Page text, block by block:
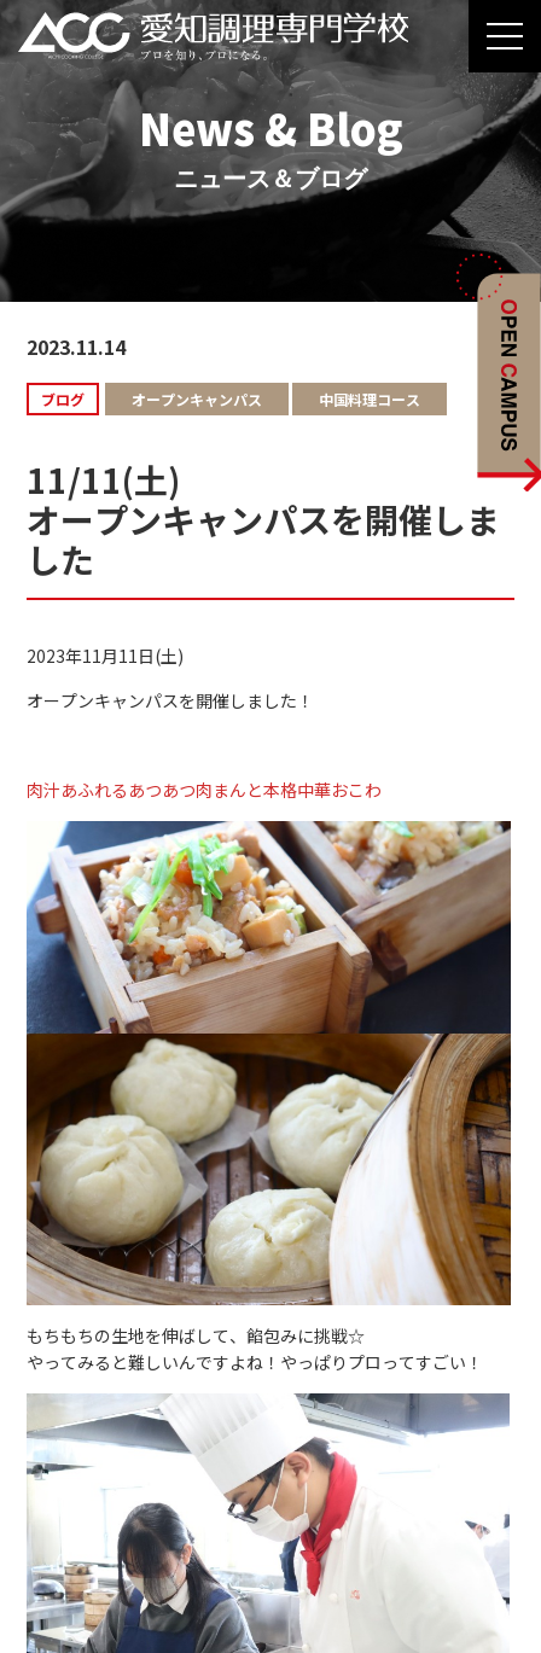
News & Blog
ニュース＆ブログ
2023.11.14
ブログ オープンキャンパス 中国料理コース
11/11(土)
オープンキャンパスを開催しま
した
2023年11月11日(土)
オープンキャンパスを開催しました！
肉汁あふれるあつあつ肉まんと本格中華おこわ
もちもちの生地を伸ばして、餡包みに挑戦☆
やってみると難しいんですよね！やっぱりプロってすごい！